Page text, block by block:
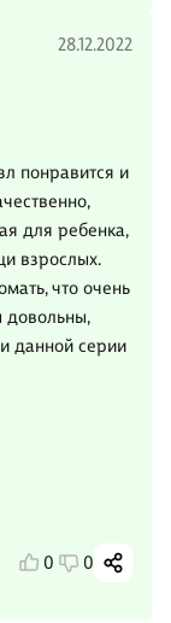
28.12.2022
понравится и
для ребенка,
взрослых.
что очень
довольны,
данной серии
0 0